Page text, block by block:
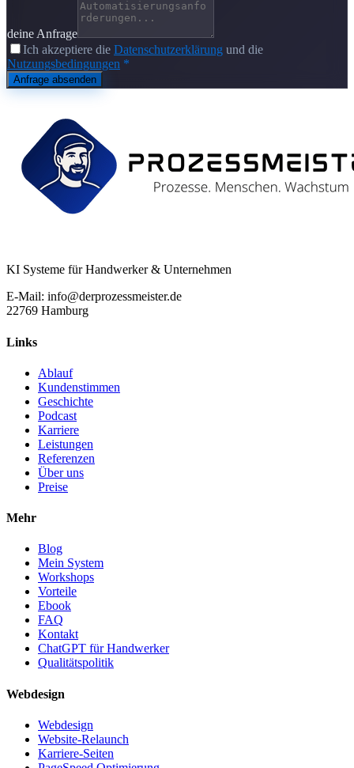
deine Anfrage
Ich akzeptiere die Datenschutzerklärung und die
Nutzungsbedingungen *
Anfrage absenden
KI Systeme für Handwerker & Unternehmen
E-Mail: info@derprozessmeister.de
22769 Hamburg
Links
Ablauf
Kundenstimmen
Geschichte
Podcast
Karriere
Leistungen
Referenzen
Über uns
Preise
Mehr
Blog
Mein System
Workshops
Vorteile
Ebook
FAQ
Kontakt
ChatGPT für Handwerker
Qualitätspolitik
Webdesign
Webdesign
Website-Relaunch
Karriere-Seiten